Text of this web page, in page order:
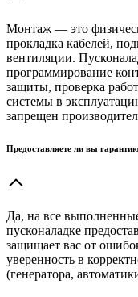
Монтаж — это
прокладка кабелей,
вентиляции.
программирование
защиты, проверка
системы в
запрещен
Предоставляете ли вы
Да, на все
пусконаладке
защищает вас от
уверенность в
(генератора,